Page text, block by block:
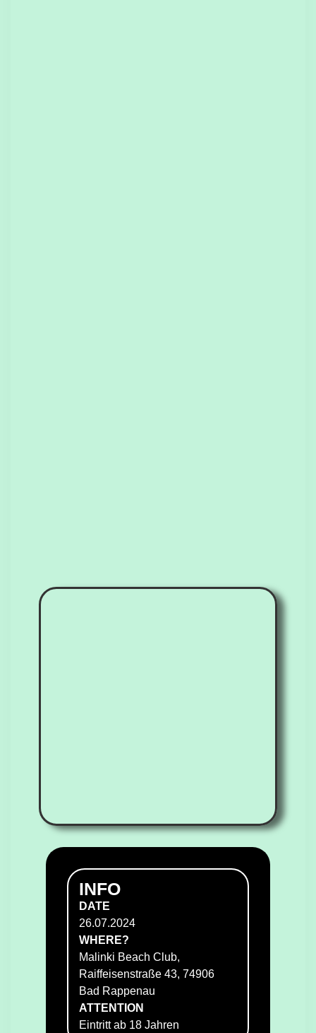
INFO
DATE
26.07.2024
WHERE?
Malinki Beach Club,
Raiffeisenstraße 43, 74906
Bad Rappenau
ATTENTION
Eintritt ab 18 Jahren